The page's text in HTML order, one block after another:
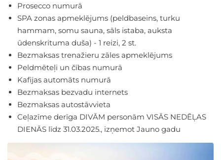
Prosecco numurā
SPA zonas apmeklējums (peldbaseins, turku
hammam, somu sauna, sāls istaba, auksta
ūdenskrituma duša) - 1 reizi, 2 st.
Bezmaksas trenažieru zāles apmeklējums
Peldmēteļi un čības numurā
Kafijas automāts numurā
Bezmaksas bezvadu internets
Bezmaksas autostāvvieta
Ceļazīme derīga DIVĀM personām VISĀS NEDĒĻAS
DIENĀS līdz 31.03.2025., izņemot Jauno gadu